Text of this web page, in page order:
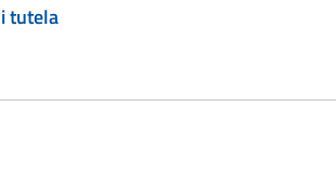
tutela